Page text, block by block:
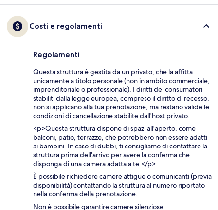
Costi e regolamenti
Regolamenti
Questa struttura è gestita da un privato, che la affitta
unicamente a titolo personale (non in ambito commerciale,
imprenditoriale o professionale). I diritti dei consumatori
stabiliti dalla legge europea, compreso il diritto di recesso,
non si applicano alla tua prenotazione, ma restano valide le
condizioni di cancellazione stabilite dall'host privato.
<p>Questa struttura dispone di spazi all'aperto, come
balconi, patio, terrazze, che potrebbero non essere adatti
ai bambini. In caso di dubbi, ti consigliamo di contattare la
struttura prima dell'arrivo per avere la conferma che
disponga di una camera adatta a te.</p>
È possibile richiedere camere attigue o comunicanti (previa
disponibilità) contattando la struttura al numero riportato
nella conferma della prenotazione.
Non è possibile garantire camere silenziose